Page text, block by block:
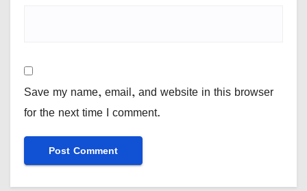
Save my name, email, and website in this browser
for the next time I comment.